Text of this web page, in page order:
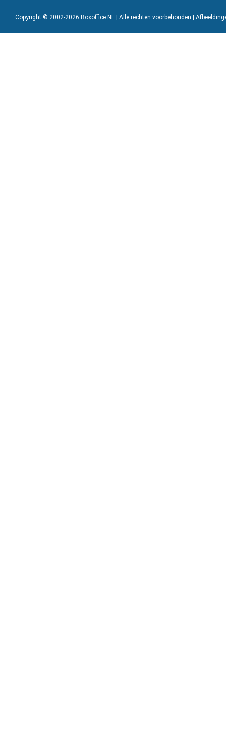
Copyright © 2002-2026 Boxoffice NL | Alle rechten voorbehouden |